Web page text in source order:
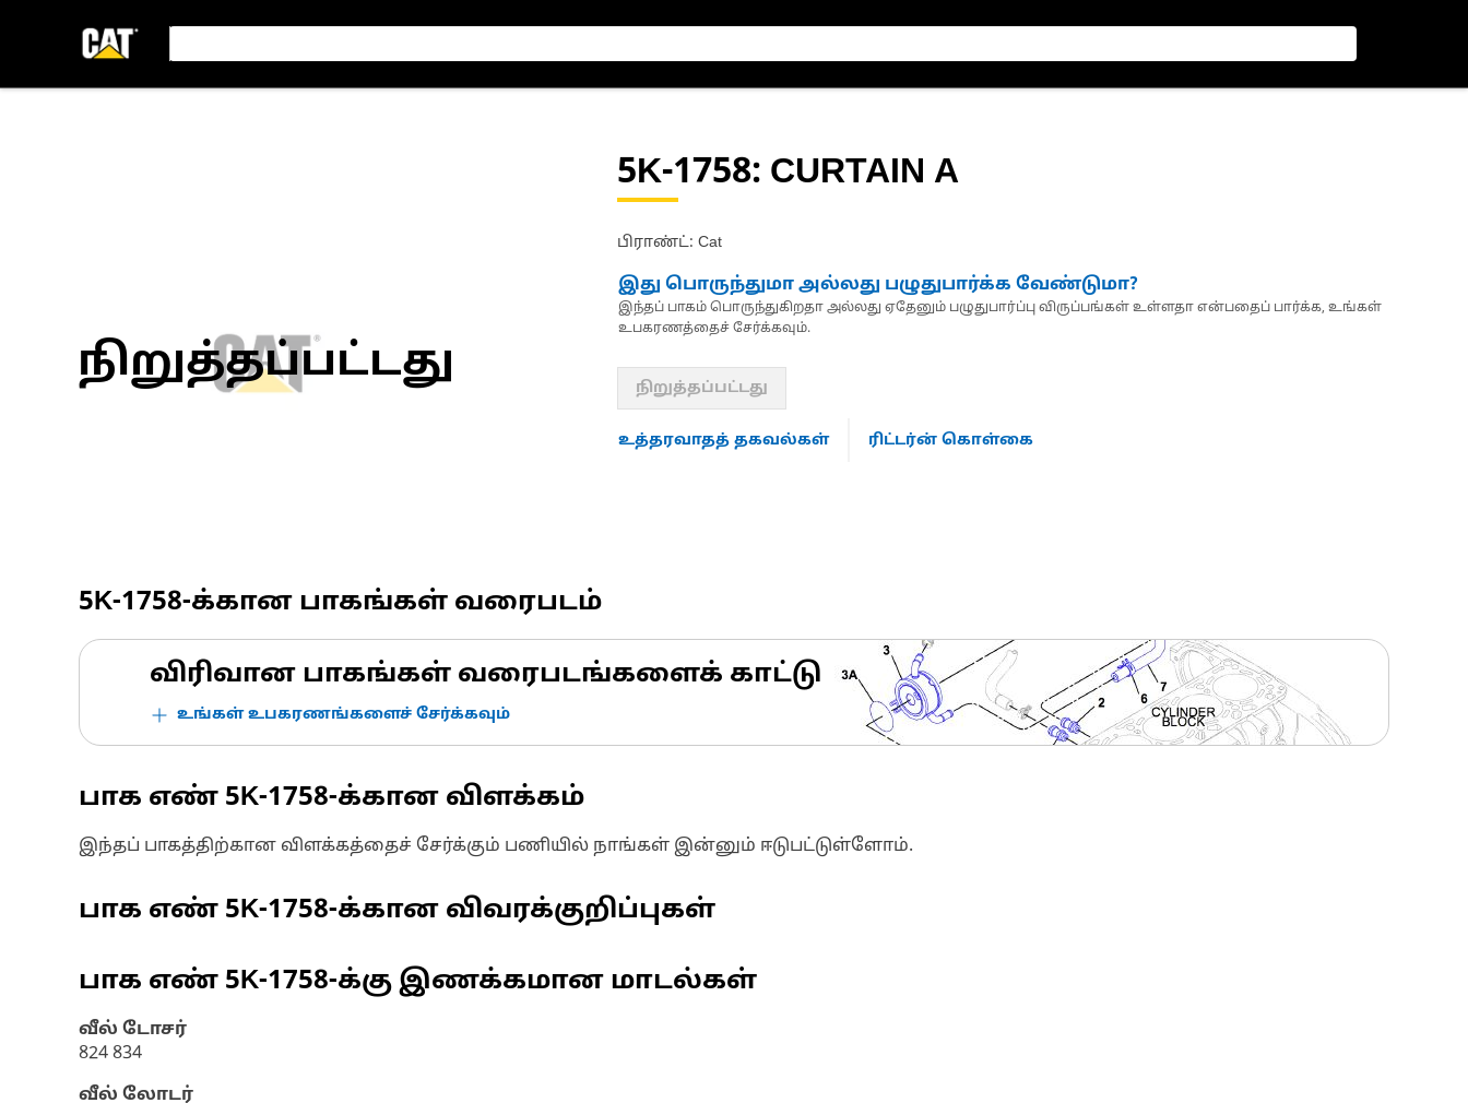
நிறுத்தப்பட்டது
5K-1758: CURTAIN A
பிராண்ட்: Cat
இது பொருந்துமா அல்லது பழுதுபார்க்க வேண்டுமா?
இந்தப் பாகம் பொருந்துகிறதா அல்லது ஏதேனும் பழுதுபார்ப்பு விருப்பங்கள் உள்ளதா என்பதைப் பார்க்க, உங்கள்
உபகரணத்தைச் சேர்க்கவும்.
நிறுத்தப்பட்டது
உத்தரவாதத் தகவல்கள் ரிட்டர்ன் கொள்கை
5K-1758-க்கான பாகங்கள் வரைபடம்
விரிவான பாகங்கள் வரைபடங்களைக் காட்டு
உங்கள் உபகரணங்களைச் சேர்க்கவும்
பாக எண் 5K-1758-க்கான விளக்கம்
இந்தப் பாகத்திற்கான விளக்கத்தைச் சேர்க்கும் பணியில் நாங்கள் இன்னும் ஈடுபட்டுள்ளோம்.
பாக எண் 5K-1758-க்கான விவரக்குறிப்புகள்
பாக எண் 5K-1758-க்கு இணக்கமான மாடல்கள்
வீல் டோசர்
824 834
வீல் லோடர்